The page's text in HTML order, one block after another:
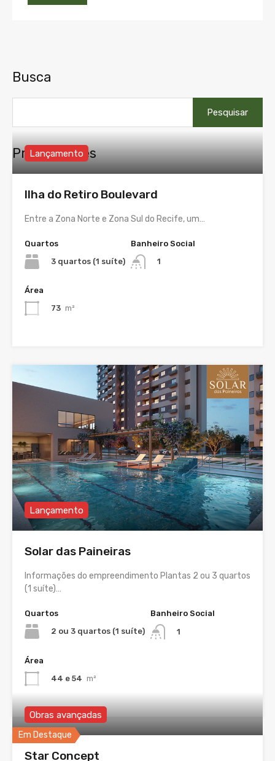
Busca
por:
Propriedades
Lançamento
Ilha do Retiro Boulevard
Entre a Zona Norte e Zona Sul do Recife, um…
Quartos
3 quartos (1 suíte)
Banheiro Social
1
Área
73 m²
Lançamento
Solar das Paineiras
Informações do empreendimento Plantas 2 ou 3 quartos
(1 suíte)…
Quartos
2 ou 3 quartos (1 suíte)
Banheiro Social
1
Área
44 e 54 m²
Em Destaque
Obras avançadas
Star Concept